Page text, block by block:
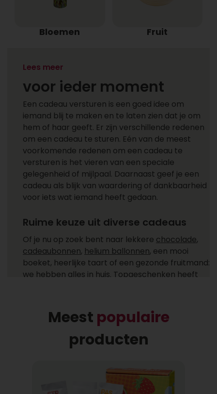
Bloemen Fruit
Een cadeau versturen
voor ieder moment
Een cadeau versturen is een goed idee om
iemand blij te maken en te laten zien dat je om
hem of haar geeft. Er zijn verschillende redenen
om een cadeau te sturen. Eén van de meest
voorkomende redenen om een cadeau te
versturen is het vieren van een speciale
gelegenheid of mijlpaal. Daarnaast geef je een
cadeau als blijk van waardering of dankbaarheid
voor iets wat iemand heeft gedaan.
Ruime keuze uit diverse cadeaus
Of je nu op zoek bent naar lekkere chocolade,
cadeaubonnen, helium ballonnen, een mooi
boeket, heerlijke taart of een gezonde fruitmand:
we hebben alles in huis. Topgeschenken heeft
heerlijke chocolade of combineer je het allebei
met een helium ballon uit ons ruime
Bij wie laat jij een cadeau bezorgen? Een cadeau
bezorgen bij één of meer ontvangers is niet
Lees meer
Meest populaire
producten